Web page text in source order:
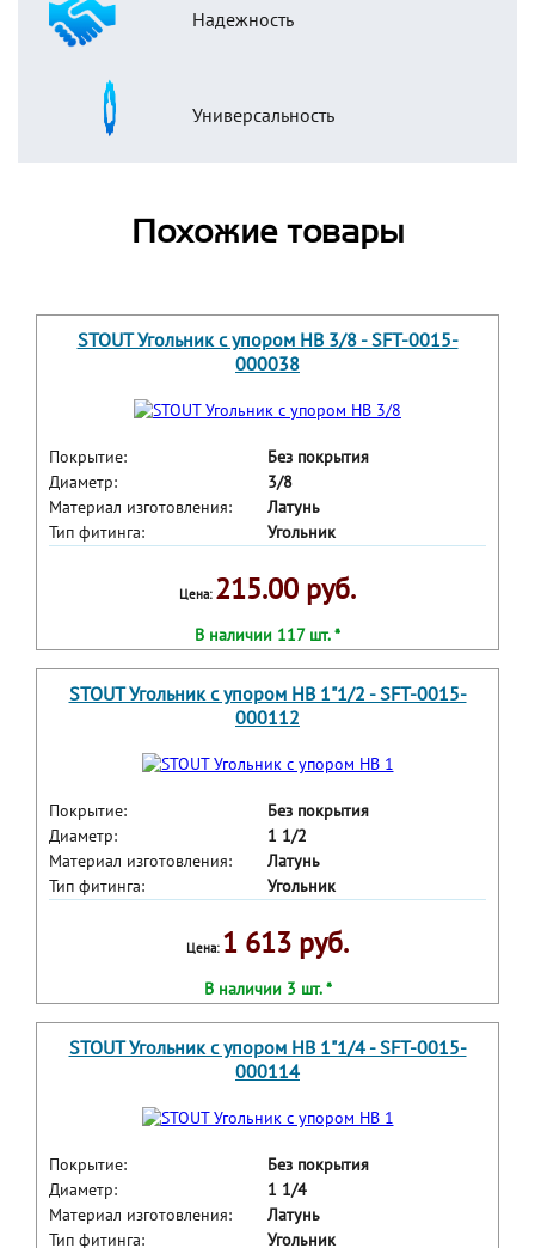
Надежность
Универсальность
Похожие товары
STOUT Угольник с упором НВ 3/8 - SFT-0015-
000038
Покрытие:
Без покрытия
Диаметр:
3/8
Материал изготовления:
Латунь
Тип фитинга:
Угольник
Цена: 215.00 руб.
В наличии 117 шт. *
STOUT Угольник с упором НВ 1"1/2 - SFT-0015-
000112
Покрытие:
Без покрытия
Диаметр:
1 1/2
Материал изготовления:
Латунь
Тип фитинга:
Угольник
Цена: 1 613 руб.
В наличии 3 шт. *
STOUT Угольник с упором НВ 1"1/4 - SFT-0015-
000114
Покрытие:
Без покрытия
Диаметр:
1 1/4
Материал изготовления:
Латунь
Тип фитинга:
Угольник